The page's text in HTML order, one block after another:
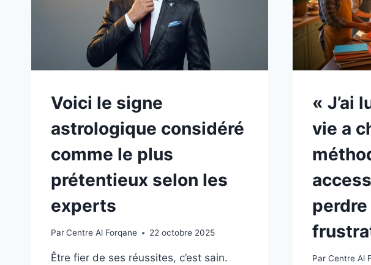
Voici le signe
astrologique considéré
comme le plus
prétentieux selon les
experts
ParCentre Al Forqane 22 octobre 2025
Être fier de ses réussites, c’est sain.
« J’ai
vie a
Par Centre Al